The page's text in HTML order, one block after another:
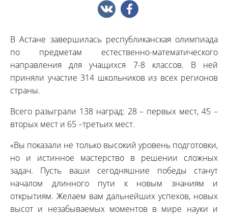
В Астане завершилась республиканская олимпиада
по предметам естественно-математического
направления для учащихся 7-8 классов. В ней
приняли участие 314 школьников из всех регионов
страны.
Всего разыграли 138 наград: 28 – первых мест, 45 –
вторых мест и 65 –третьих мест.
«Вы показали не только высокий уровень подготовки,
но и истинное мастерство в решении сложных
задач. Пусть ваши сегодняшние победы станут
началом длинного пути к новым знаниям и
открытиям. Желаем вам дальнейших успехов, новых
высот и незабываемых моментов в мире науки и